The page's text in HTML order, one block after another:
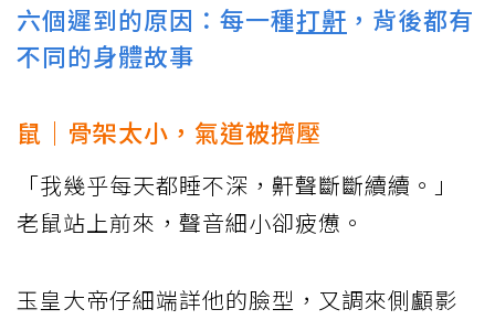
六個遲到的原因：每一種打鼾 ，背後都有
不同的身體故事
鼠｜骨架太小，氣道被擠壓
「我幾乎每天都睡不深，鼾聲斷斷續續。」
老鼠站上前來，聲音細小卻疲憊。
玉皇大帝仔細端詳他的臉型，又調來側顱影